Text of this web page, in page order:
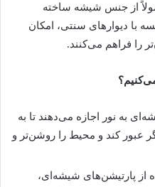
از جنس شیشه ساخته
با دیوارهای سنتی، امکان
را فراهم می‌کنند.
به نور اجازه می‌دهند تا به
عبور کند و محیط را روشن‌تر و
از پارتیشن‌های شیشه‌ای،